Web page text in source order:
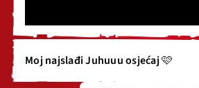
Moj najslađi Juhuuu osjećaj 🩷